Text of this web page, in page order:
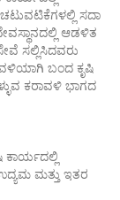
ಸದಾ
ಆಡಳಿತ
ಸಲ್ಲಿಸಿದವರು
ಬಂದ ಕೃಷಿ
ಕರಾವಳಿ ಭಾಗದ
ಕಾರ್ಯದಲ್ಲಿ
ಮತ್ತು ಇತರ